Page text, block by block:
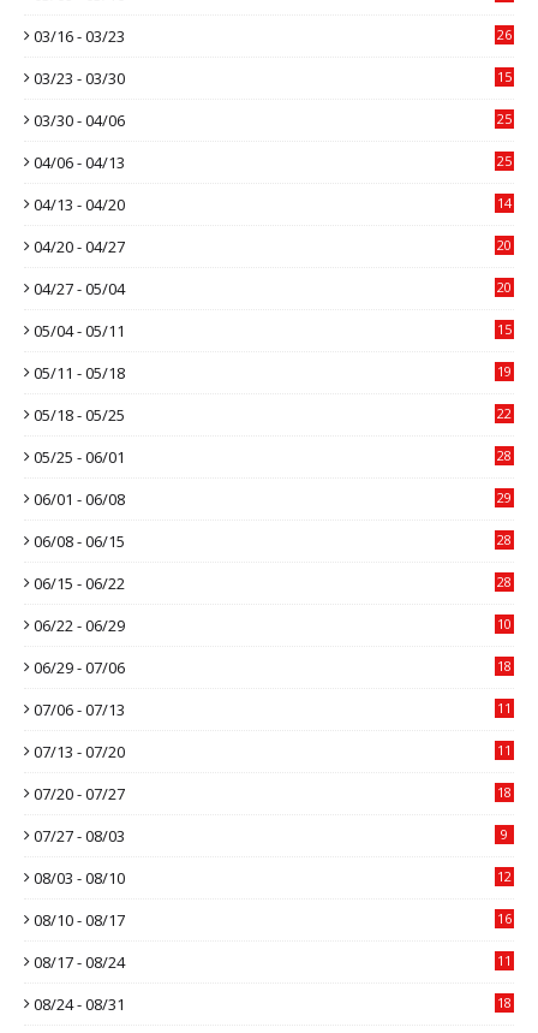
03/16 - 03/23 26
03/23 - 03/30 15
03/30 - 04/06 25
04/06 - 04/13 25
04/13 - 04/20 14
04/20 - 04/27 20
04/27 - 05/04 20
05/04 - 05/11 15
05/11 - 05/18 19
05/18 - 05/25 22
05/25 - 06/01 28
06/01 - 06/08 29
06/08 - 06/15 28
06/15 - 06/22 28
06/22 - 06/29 10
06/29 - 07/06 18
07/06 - 07/13 11
07/13 - 07/20 11
07/20 - 07/27 18
07/27 - 08/03 9
08/03 - 08/10 12
08/10 - 08/17 16
08/17 - 08/24 11
08/24 - 08/31 18